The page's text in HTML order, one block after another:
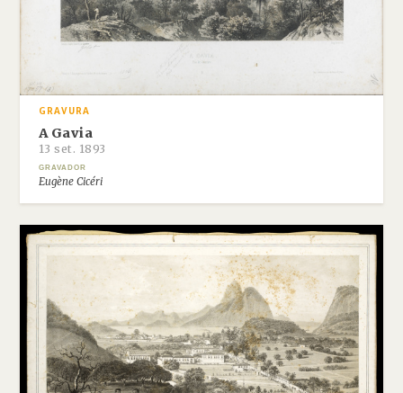
GRAVURA
A Gavia
13 set. 1893
GRAVADOR
Eugène Cicéri